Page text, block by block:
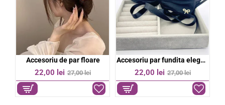
-19%
Accesoriu de par floare
22,00 lei 27,00 lei
-19%Accesoriu par fundita eleganta
22,00 lei 27,00 lei